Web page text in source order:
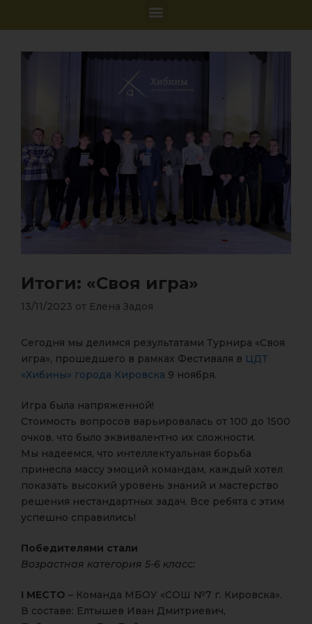
Итоги: «Своя игра»
13/11/2023 от Елена Задоя
Сегодня мы делимся результатами Турнира «Своя
игра», прошедшего в рамках Фестиваля в ЦДТ
«Хибины» города Кировска 9 ноября.
Игра была напряженной!
Стоимость вопросов варьировалась от 100 до 1500
очков, что было эквивалентно их сложности.
Мы надеемся, что интеллектуальная борьба
принесла массу эмоций командам, каждый хотел
показать высокий уровень знаний и мастерство
решения нестандартных задач. Все ребята с этим
успешно справились!
Победителями стали
Возрастная категория 5-6 класс:
I МЕСТО – Команда МБОУ «СОШ №7 г. Кировска».
В составе: Елтышев Иван Дмитриевич,